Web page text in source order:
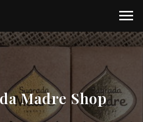
Madre Shop